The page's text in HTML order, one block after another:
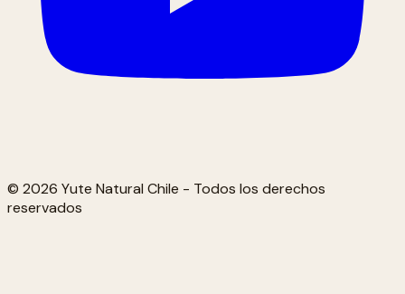
© 2026 Yute Natural Chile - Todos los derechos
reservados